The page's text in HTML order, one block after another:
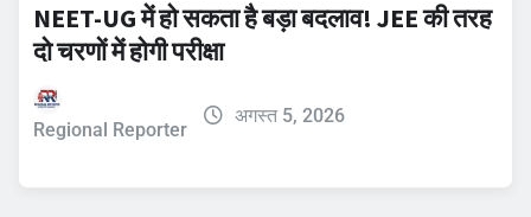
NEET-UG में हो सकता है बड़ा बदलाव! JEE की तरह
दो चरणों में होगी परीक्षा
Regional Reporter
अगस्त 5, 2026